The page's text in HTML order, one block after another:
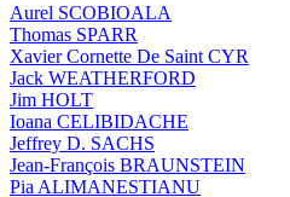
Aurel SCOBIOALA
Thomas SPARR
Xavier Cornette De Saint CYR
Jack WEATHERFORD
Jim HOLT
Ioana CELIBIDACHE
Jeffrey D. SACHS
Jean-François BRAUNSTEIN
Pia ALIMANESTIANU